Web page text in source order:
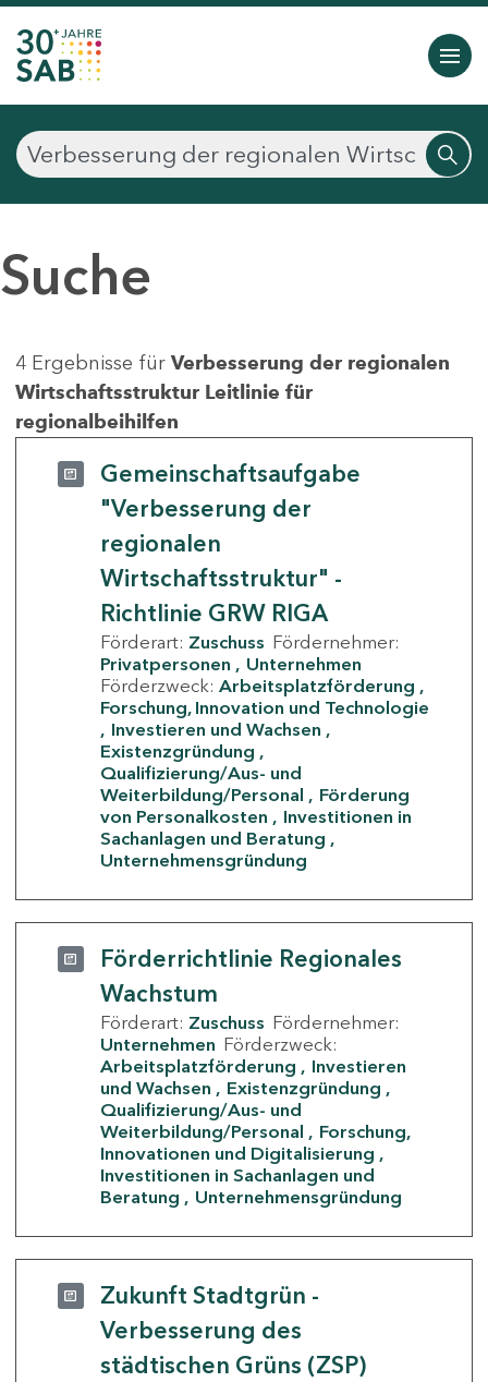
Suche
4 Ergebnisse für Verbesserung der regionalen
Wirtschaftsstruktur Leitlinie für
regionalbeihilfen
Gemeinschaftsaufgabe
"Verbesserung der
regionalen
Wirtschaftsstruktur" -
Richtlinie GRW RIGA
Förderart: Zuschuss Fördernehmer:
Privatpersonen
Unternehmen
Förderzweck: Arbeitsplatzförderung
Forschung, Innovation und Technologie
Investieren und Wachsen
Existenzgründung
Qualifizierung/Aus- und
Weiterbildung/Personal
Förderung
von Personalkosten
Investitionen in
Sachanlagen und Beratung
Unternehmensgründung
Förderrichtlinie Regionales
Wachstum
Förderart: Zuschuss Fördernehmer:
Unternehmen Förderzweck:
Arbeitsplatzförderung
Investieren
und Wachsen
Existenzgründung
Qualifizierung/Aus- und
Weiterbildung/Personal
Forschung,
Innovationen und Digitalisierung
Investitionen in Sachanlagen und
Beratung
Unternehmensgründung
Zukunft Stadtgrün -
Verbesserung des
städtischen Grüns (ZSP)